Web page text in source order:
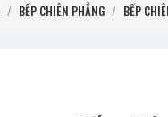
/ BẾP CHIÊN PHẲNG / BẾP